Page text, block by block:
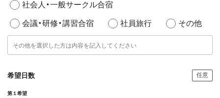
社会人・一般サークル合宿
会議・研修・講習合宿 社員旅行 その他
希望日数 任意
第１希望